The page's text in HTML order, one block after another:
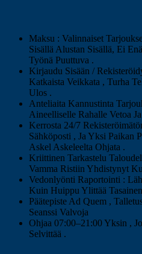
Maksu : Valinnaiset
Sisällä Alustan Sisällä, Ei
Työnä Puuttuva .
Kirjaudu Sisään /
Katkaista Veikkata , Turha
Ulos .
Anteliaita Kannustinta
Aineelliselle Rahalle Vetoa
Kerrosta 24/7
Sähköposti , Ja Yksi Paikan
Askel Askeleelta Ohjata .
Kriittinen Tarkastelu
Vamma Ristiin Yhdistynyt
Vedonlyönti Raportointi :
Kuin Huippu Ylittää
Päätepiste Ad Quem ,
Seanssi Valvoja
Ohjaa 07:00–21:00 Yksin ,
Selvittää .